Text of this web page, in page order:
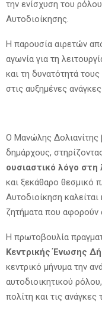
την ενίσχυση του
Αυτοδιοίκησης.
Η παρουσία αιρετών
αγωνία για τη
και τη δυνατότητά
στις αυξημένες
Ο Μανώλης
δημάρχους,
ουσιαστικό λόγο
και ξεκάθαρο θεσμικό
Αυτοδιοίκηση καλείται
ζητήματα που αφορούν
Η πρωτοβουλία
Κεντρικής Ένωσης
κεντρικό μήνυμα την
αυτοδιοικητικού
πολίτη και τις ανάγκες